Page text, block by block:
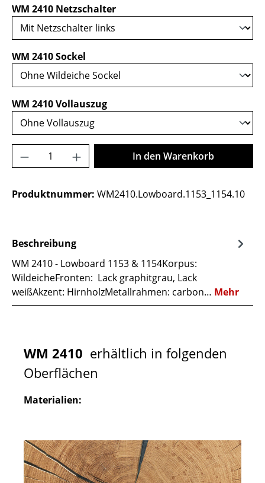
WM 2410 Netzschalterauswählen
WM 2410 Sockel
WM 2410 Vollauszugauswählen
Produkt Anzahl: Gib den gewünschten
In den Warenkorb
Produktnummer: WM2410.Lowboard.1153_1154.10
Beschreibung
WM 2410 - Lowboard 1153 & 1154Korpus:
WildeicheFronten: Lack graphitgrau, Lack
weißAkzent: HirnholzMetallrahmen: carbon… Mehr
WM 2410 erhältlich in folgenden
Oberflächen
Materialien: